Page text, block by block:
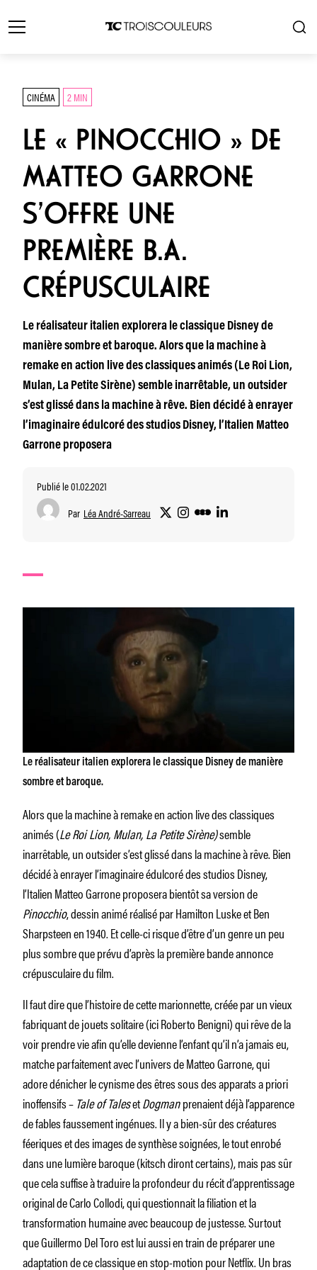
CINÉMA 2 MIN
LE « PINOCCHIO » DE
MATTEO GARRONE
S’OFFRE UNE
PREMIÈRE B.A.
CRÉPUSCULAIRE
Le réalisateur italien explorera le classique Disney de
manière sombre et baroque. Alors que la machine à
remake en action live des classiques animés (Le Roi Lion,
Mulan, La Petite Sirène) semble inarrêtable, un outsider
s’est glissé dans la machine à rêve. Bien décidé à enrayer
l’imaginaire édulcoré des studios Disney, l’Italien Matteo
Garrone proposera
Publié le 01.02.2021
Par Léa André-Sarreau
Le réalisateur italien explorera le classique Disney de manière
sombre et baroque.
Alors que la machine à remake en action live des classiques
animés (Le Roi Lion, Mulan, La Petite Sirène)semble
inarrêtable, un outsider s’est glissé dans la machine à rêve. Bien
décidé à enrayer l’imaginaire édulcoré des studios Disney,
l’Italien Matteo Garrone proposera bientôt sa version de
Pinocchio, dessin animé réalisé par Hamilton Luske et Ben
Sharpsteen en 1940. Et celle-ci risque d’être d’un genre un peu
plus sombre que prévu d’après la première bande annonce
crépusculaire du film.
Il faut dire que l’histoire de cette marionnette, créée par un vieux
fabriquant de jouets solitaire (ici Roberto Benigni) qui rêve de la
voir prendre vie afin qu’elle devienne l’enfant qu’il n’a jamais eu,
matche parfaitement avec l’univers de Matteo Garrone, qui
adore dénicher le cynisme des êtres sous des apparats a priori
inoffensifs – Tale of TalesetDogmanprenaient déjà l’apparence
de fables faussement ingénues. Il y a bien-sûr des créatures
féeriques et des images de synthèse soignées, le tout enrobé
dans une lumière baroque (kitsch diront certains), mais pas sûr
que cela suffise à traduire la profondeur du récit d’apprentissage
original de Carlo Collodi, qui questionnait la filiation et la
transformation humaine avec beaucoup de justesse. Surtout
que Guillermo Del Toro est lui aussi en train de préparer une
adaptation de ce classique en stop-motion pour Netflix. Un bras